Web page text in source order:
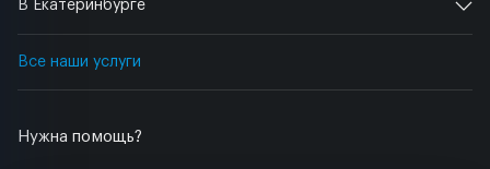
Нужна помощь?
В Екатеринбурге
Все наши услуги